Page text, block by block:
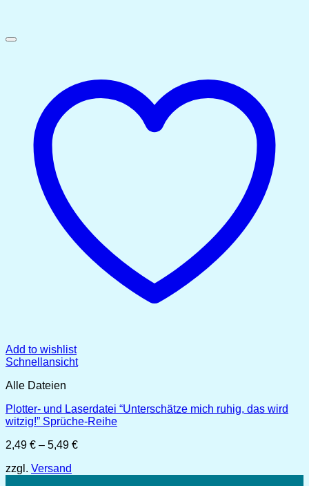
Add to wishlist
Schnellansicht
Alle Dateien
Plotter- und Laserdatei “Unterschätze mich ruhig, das wird
witzig!” Sprüche-Reihe
2,49 € – 5,49 €Preisspanne:
zzgl. Versand